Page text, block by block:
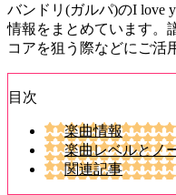
バンドリ(ガルパ)のI love
情報をまとめています。
コアを狙う際などにご活
目次
楽曲情報
楽曲レベルとノ
関連記事